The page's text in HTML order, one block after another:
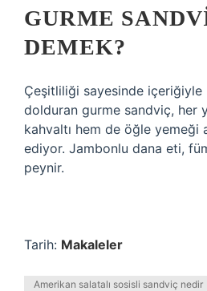
GURME
DEMEK?
Çeşitliliği sayesinde içeriğiyle
dolduran gurme sandviç, her
kahvaltı hem de öğle yemeği
ediyor. Jambonlu dana eti,
peynir.
Tarih: Makaleler
Amerikan salatalı sosisli sandviç nedir